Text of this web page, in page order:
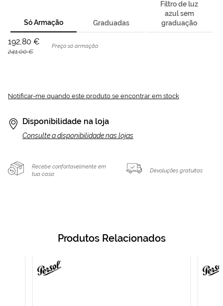
Só Armação
192,80 €
241,00 €
Preço só armação
Graduadas
Filtro de luz
azul sem
graduação
Notificar-me quando este produto se encontrar em stock
Disponibilidade na loja
Consulte a disponibilidade nas lojas
Recebe confortavelmente em
tua casa
Devoluções gratuitas
Produtos Relacionados